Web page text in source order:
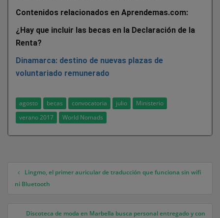
Contenidos relacionados en Aprendemas.com:
¿Hay que incluir las becas en la Declaración de la
Renta?
Dinamarca: destino de nuevas plazas de
voluntariado remunerado
agosto becas convocatoria julio
Ministerio
verano 2017
World Nomads
Navegación de entradas
Lingmo, el primer auricular de traducción que funciona sin wifi
ni Bluetooth
Discoteca de moda en Marbella busca personal entregado y con